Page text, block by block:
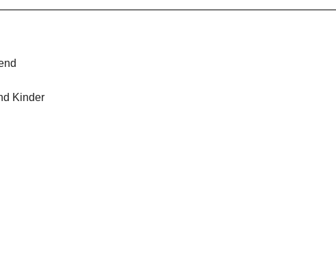
Kinder